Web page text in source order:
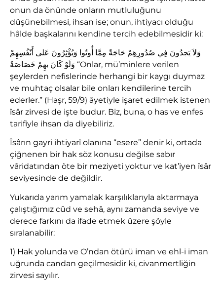
onun da önünde onların mutluluğunu
düşünebilmesi, ihsan ise; onun, ihtiyacı olduğu
hâlde başkalarını kendine tercih edebilmesidir ki:
وَلاَ يَجدُونَ فِي صُدُورِهِمْ حَاجَةً مِمَّا أُوتُوا وَيُؤْثِرُونَ عَلى أَنْفُسِهِمْ
وَلَوْ كَانَ بهِمْ خَصَاصَةٌ “Onlar, mü’minlere verilen
şeylerden nefislerinde herhangi bir kaygı duymaz
ve muhtaç olsalar bile onları kendilerine tercih
ederler.” (Haşr, 59/9) âyetiyle işaret edilmek istenen
îsâr zirvesi de işte budur. Biz, buna, o has ve enfes
tarifiyle ihsan da diyebiliriz.
Îsârın gayri ihtiyarî olanına “esere” denir ki, ortada
çiğnenen bir hak söz konusu değilse sabır
vâridatından öte bir meziyeti yoktur ve kat’iyen îsâr
seviyesinde de değildir.
Yukarıda yarım yamalak karşılıklarıyla aktarmaya
çalıştığımız cûd ve sehâ, aynı zamanda seviye ve
derece farkını da ifade etmek üzere şöyle
sıralanabilir:
1) Hak yolunda ve O’ndan ötürü iman ve ehl-i iman
uğrunda candan geçilmesidir ki, civanmertliğin
zirvesi sayılır.